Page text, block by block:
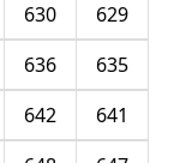
629
630
635
636
641
642